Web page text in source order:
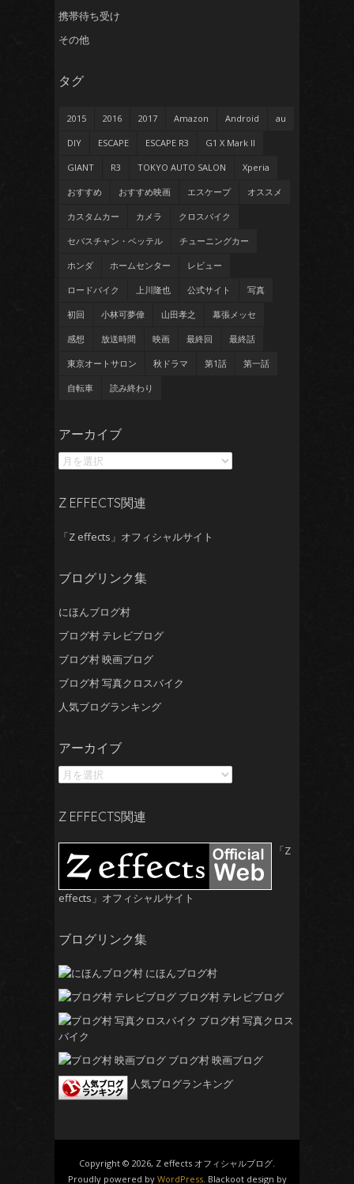
携帯待ち受け
その他
タグ
2015 2016 2017 Amazon Android au
DIY ESCAPE ESCAPE R3 G1 X Mark II
GIANT R3 TOKYO AUTO SALON Xperia
おすすめ おすすめ映画 エスケープ オススメ
カスタムカー カメラ クロスバイク
セバスチャン・ベッテル チューニングカー
ホンダ ホームセンター レビュー
ロードバイク 上川隆也 公式サイト 写真
初回 小林可夢偉 山田孝之 幕張メッセ
感想 放送時間 映画 最終回 最終話
東京オートサロン 秋ドラマ 第1話 第一話
自転車 読み終わり
アーカイブ
ア
ー
カ
ブ
Z EFFECTS関連
「Z effects」オフィシャルサイト
ブログリンク集
にほんブログ村
ブログ村 テレビブログ
ブログ村 映画ブログ
ブログ村 写真クロスバイク
人気ブログランキング
アーカイブ
ア
ー
カ
ブ
Z EFFECTS関連
「Z
effects」オフィシャルサイト
ブログリンク集
にほんブログ村
ブログ村 テレビブログ
ブログ村 写真クロス
バイク
ブログ村 映画ブログ
人気ブログランキング
Copyright © 2026, Z effects オフィシャルブログ.
Proudly powered by WordPress. Blackoot design by